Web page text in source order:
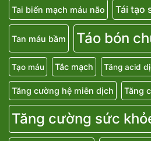
Tai biến mạch máu não Tái tạo
Tan máu bầm Táo bón
Tạo máu Tắc mạch Tăng acid
Tăng cường hệ miễn dịch Tăng
Tăng cường sức